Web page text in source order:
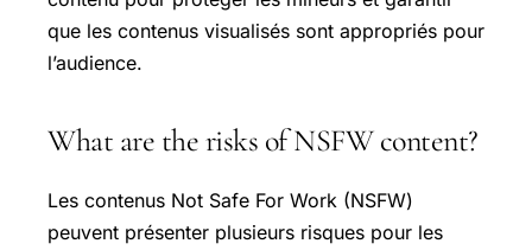
que les contenus visualisés sont appropriés pour
l’audience.
What are the risks of NSFW content?
Les contenus Not Safe For Work (NSFW)
peuvent présenter plusieurs risques pour les